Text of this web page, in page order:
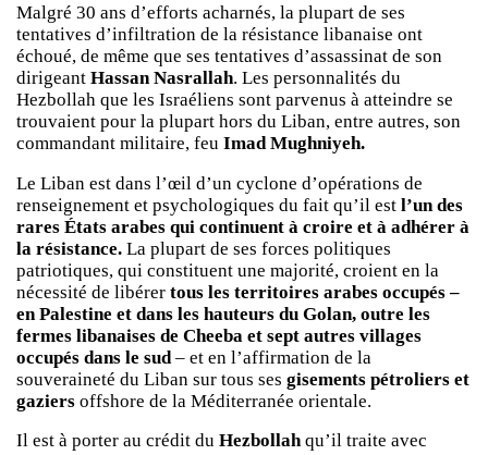
Malgré 30 ans d’efforts acharnés, la plupart de ses
tentatives d’infiltration de la résistance libanaise ont
échoué, de même que ses tentatives d’assassinat de son
dirigeant Hassan Nasrallah. Les personnalités du
Hezbollah que les Israéliens sont parvenus à atteindre se
trouvaient pour la plupart hors du Liban, entre autres, son
commandant militaire, feu Imad Mughniyeh.
Le Liban est dans l’œil d’un cyclone d’opérations de
renseignement et psychologiques du fait qu’il est l’un des
rares États arabes qui continuent à croire et à adhérer à
la résistance. La plupart de ses forces politiques
patriotiques, qui constituent une majorité, croient en la
nécessité de libérer tous les territoires arabes occupés –
en Palestine et dans les hauteurs du Golan, outre les
fermes libanaises de Cheeba et sept autres villages
occupés dans le sud – et en l’affirmation de la
souveraineté du Liban sur tous ses gisements pétroliers et
gaziers offshore de la Méditerranée orientale.
Il est à porter au crédit du Hezbollahqu’il traite avec